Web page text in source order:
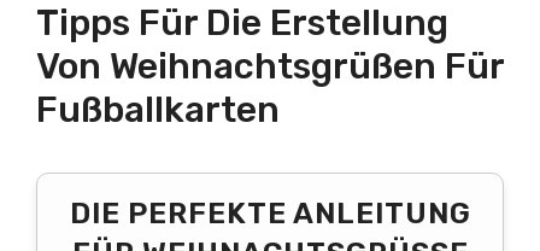
Tipps Für Die Erstellung
Von Weihnachtsgrüßen Für
Fußballkarten
DIE PERFEKTE ANLEITUNG